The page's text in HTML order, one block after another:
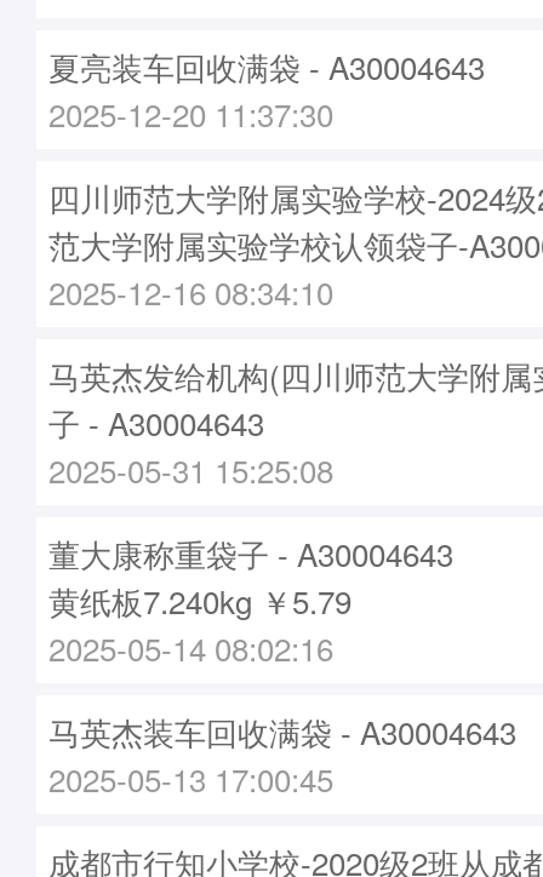
夏亮装车回收满袋 - A30004643
2025-12-20 11:37:30
四川师范大学附属实验学校-2024
范大学附属实验学校认领袋子-
2025-12-16 08:34:10
马英杰发给机构(四川师范大学附
子 - A30004643
2025-05-31 15:25:08
董大康称重袋子 - A30004643
黄纸板7.240kg ￥5.79
2025-05-14 08:02:16
马英杰装车回收满袋 - A30004643
2025-05-13 17:00:45
成都市行知小学校-2020级2班从成